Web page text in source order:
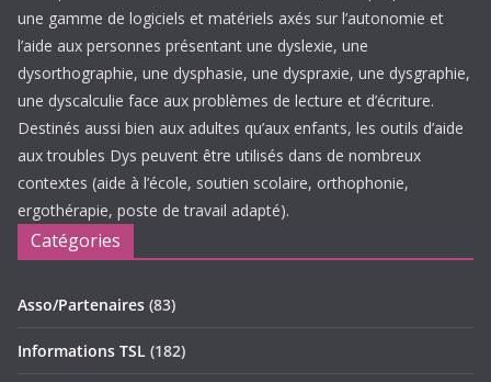
une gamme de logiciels et matériels axés sur l’autonomie et
l’aide aux personnes présentant une dyslexie, une
dysorthographie, une dysphasie, une dyspraxie, une dysgraphie,
une dyscalculie face aux problèmes de lecture et d’écriture.
Destinés aussi bien aux adultes qu’aux enfants, les outils d’aide
aux troubles Dys peuvent être utilisés dans de nombreux
contextes (aide à l’école, soutien scolaire, orthophonie,
ergothérapie, poste de travail adapté).
Catégories
Asso/Partenaires (83)
Informations TSL (182)